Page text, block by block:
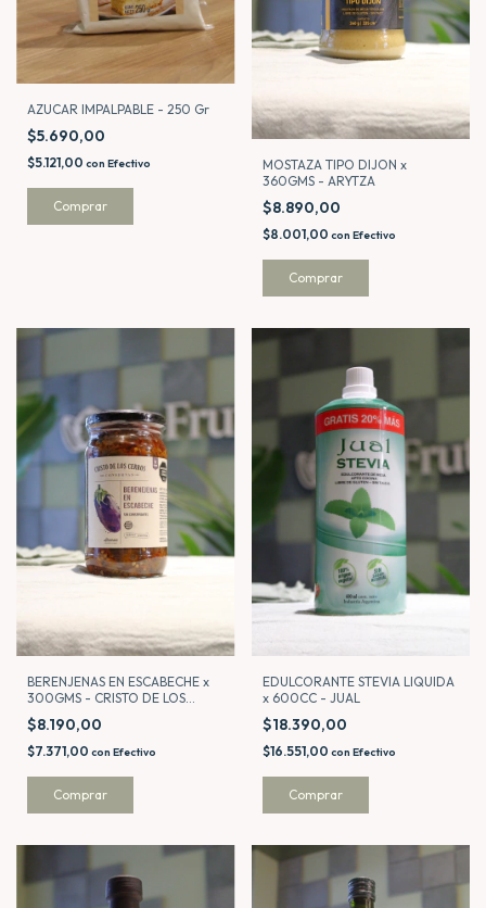
AZUCAR IMPALPABLE - 250 Gr
$5.690,00
$5.121,00 con Efectivo
MOSTAZA TIPO DIJON x
360GMS - ARYTZA
$8.890,00
$8.001,00 con Efectivo
BERENJENAS EN ESCABECHE x
300GMS - CRISTO DE LOS
CERROS
$8.190,00
$7.371,00 con Efectivo
EDULCORANTE STEVIA LIQUIDA
x 600CC - JUAL
$18.390,00
$16.551,00 con Efectivo